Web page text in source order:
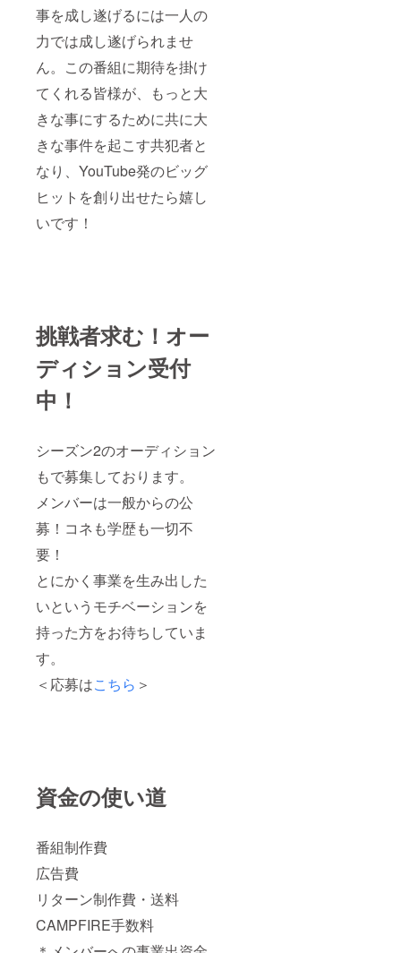
事を成し遂げるには一人の
力では成し遂げられませ
ん。この番組に期待を掛け
てくれる皆様が、もっと大
きな事にするために共に大
きな事件を起こす共犯者と
なり、YouTube発のビッグ
ヒットを創り出せたら嬉し
いです！
挑戦者求む！オー
ディション受付
中！
シーズン2のオーディション
もで募集しております。
メンバーは一般からの公
募！コネも学歴も一切不
要！
とにかく事業を生み出した
いというモチベーションを
持った方をお待ちしていま
す。
＜応募はこちら ＞
資金の使い道
番組制作費
広告費
リターン制作費・送料
CAMPFIRE手数料